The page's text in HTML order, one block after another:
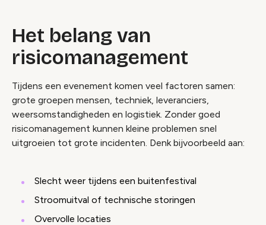
Het belang van
risicomanagement
Tijdens een evenement komen veel factoren samen:
grote groepen mensen, techniek, leveranciers,
weersomstandigheden en logistiek. Zonder goed
risicomanagement kunnen kleine problemen snel
uitgroeien tot grote incidenten. Denk bijvoorbeeld aan:
Slecht weer tijdens een buitenfestival
Stroomuitval of technische storingen
Overvolle locaties